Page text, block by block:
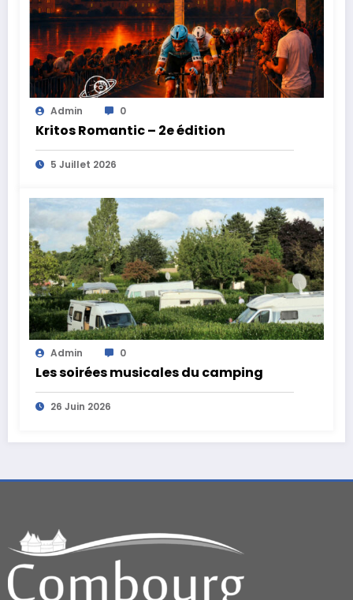
Admin 0
Kritos Romantic – 2e édition
5 Juillet 2026
Admin 0
Les soirées musicales du camping
26 Juin 2026